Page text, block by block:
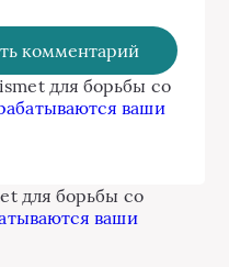
для борьбы со
ваши
для борьбы со
ваши